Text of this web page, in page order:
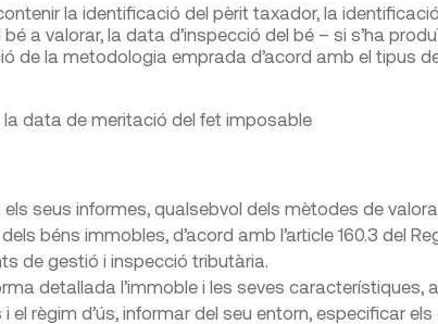
la identificació del pèrit taxador, la
a valorar, la data d’inspecció del bé – si s’ha
de la metodologia emprada d’acord amb el tipus
la data de meritació del fet imposable
els seus informes, qualsebvol dels mètodes de
béns immobles, d’acord amb l’article 160.3 del
de gestió i inspecció tributària.
detallada l’immoble i les seves característiques,
el règim d’ús, informar del seu entorn, especificar